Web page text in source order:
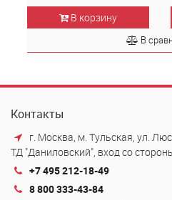
В корзину
В
Контакты
г. Москва, м. Тульская, ул.
ТД "Даниловский", вход со
+7 495 212-18-49
8 800 333-43-84